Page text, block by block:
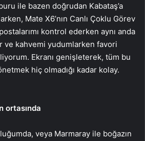
ile bazen doğrudan Kabataş’a
Mate X6’nın Canlı Çoklu Görev
kontrol ederken aynı anda
ve kahvemi yudumlarken favori
Ekranı genişleterek, tüm bu
hiç olmadığı kadar kolay.
ortasında
veya Marmaray ile boğazın